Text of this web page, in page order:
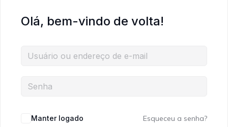
Olá, bem-vindo de volta!
Manter logado Esqueceu a senha?